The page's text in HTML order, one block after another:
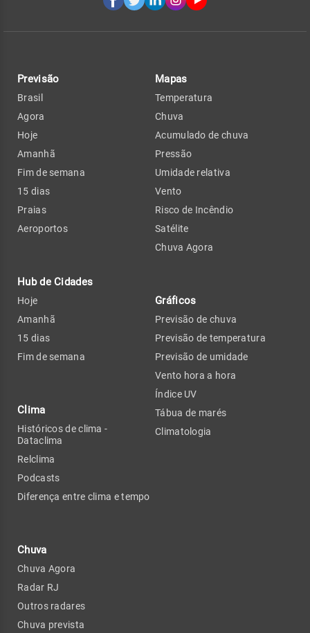
Previsão
Brasil
Agora
Hoje
Amanhã
Fim de semana
15 dias
Praias
Aeroportos
Hub de Cidades
Hoje
Amanhã
15 dias
Fim de semana
Clima
Históricos de clima -
Dataclima
Relclima
Podcasts
Diferença entre clima e tempo
Chuva
Chuva Agora
Radar RJ
Outros radares
Chuva prevista
Mapas
Temperatura
Chuva
Acumulado de chuva
Pressão
Umidade relativa
Vento
Risco de Incêndio
Satélite
Chuva Agora
Gráficos
Previsão de chuva
Previsão de temperatura
Previsão de umidade
Vento hora a hora
Índice UV
Tábua de marés
Climatologia